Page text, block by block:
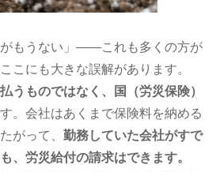
がもうない」――これも多くの方が
こにも大きな誤解があります。
うものではなく、国（労災保険）
。会社はあくまで保険料を納める
がって、 勤務していた会社がすで
、労災給付の請求はできます。